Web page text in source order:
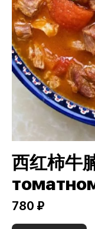
西红柿牛
780 ₽